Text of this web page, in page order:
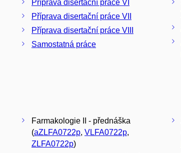
Příprava disertační práce VI
Příprava disertační práce VII
Příprava disertační práce VIII
Samostatná práce
Farmakologie II - přednáška
(aZLFA0722p, VLFA0722p,
ZLFA0722p)